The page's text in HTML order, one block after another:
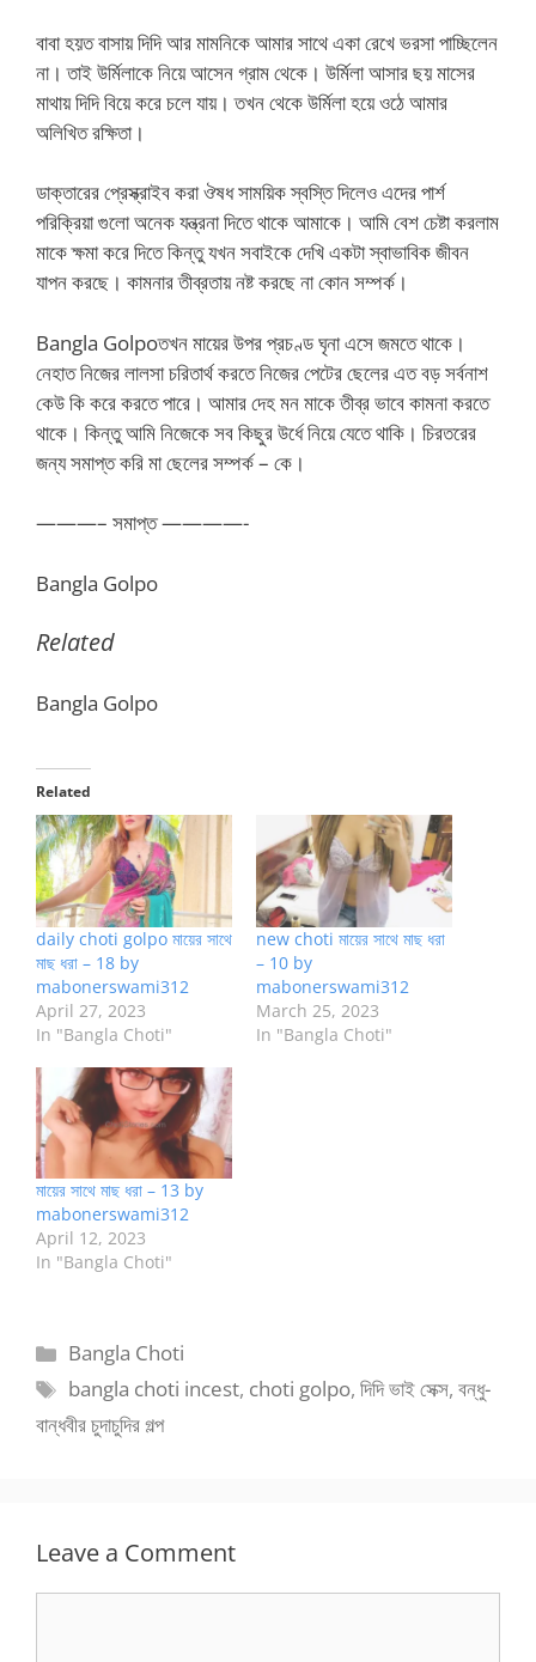
বাবা হয়ত বাসায় দিদি আর মামনিকে আমার সাথে একা রেখে ভরসা পাচ্ছিলেন
না। তাই উর্মিলাকে নিয়ে আসেন গ্রাম থেকে। উর্মিলা আসার ছয় মাসের
মাথায় দিদি বিয়ে করে চলে যায়। তখন থেকে উর্মিলা হয়ে ওঠে আমার
অলিখিত রক্ষিতা।
ডাক্তারের প্রেস্ক্রাইব করা ঔষধ সাময়িক স্বস্তি দিলেও এদের পার্শ
পরিক্রিয়া গুলো অনেক যন্ত্রনা দিতে থাকে আমাকে। আমি বেশ চেষ্টা করলাম
মাকে ক্ষমা করে দিতে কিন্তু যখন সবাইকে দেখি একটা স্বাভাবিক জীবন
যাপন করছে। কামনার তীব্রতায় নষ্ট করছে না কোন সম্পর্ক।
Bangla Golpoতখন মায়ের উপর প্রচণ্ড ঘৃনা এসে জমতে থাকে।
নেহাত নিজের লালসা চরিতার্থ করতে নিজের পেটের ছেলের এত বড় সর্বনাশ
কেউ কি করে করতে পারে। আমার দেহ মন মাকে তীব্র ভাবে কামনা করতে
থাকে। কিন্তু আমি নিজেকে সব কিছুর উর্ধে নিয়ে যেতে থাকি। চিরতরের
জন্য সমাপ্ত করি মা ছেলের সম্পর্ক – কে।
———– সমাপ্ত ————-
Bangla Golpo
Related
Bangla Golpo
Related
daily choti golpo মায়ের সাথে
মাছ ধরা – 18 by
mabonerswami312
April 27, 2023
In "Bangla Choti"
new choti মায়ের সাথে মাছ ধরা
– 10 by
mabonerswami312
March 25, 2023
In "Bangla Choti"
মায়ের সাথে মাছ ধরা – 13 by
mabonerswami312
April 12, 2023
In "Bangla Choti"
Categories
Bangla Choti
Tags
bangla choti incest, choti golpo,দিদি ভাই সেক্স,বন্ধু-
বান্ধবীর চুদাচুদির গল্প
Leave a Comment